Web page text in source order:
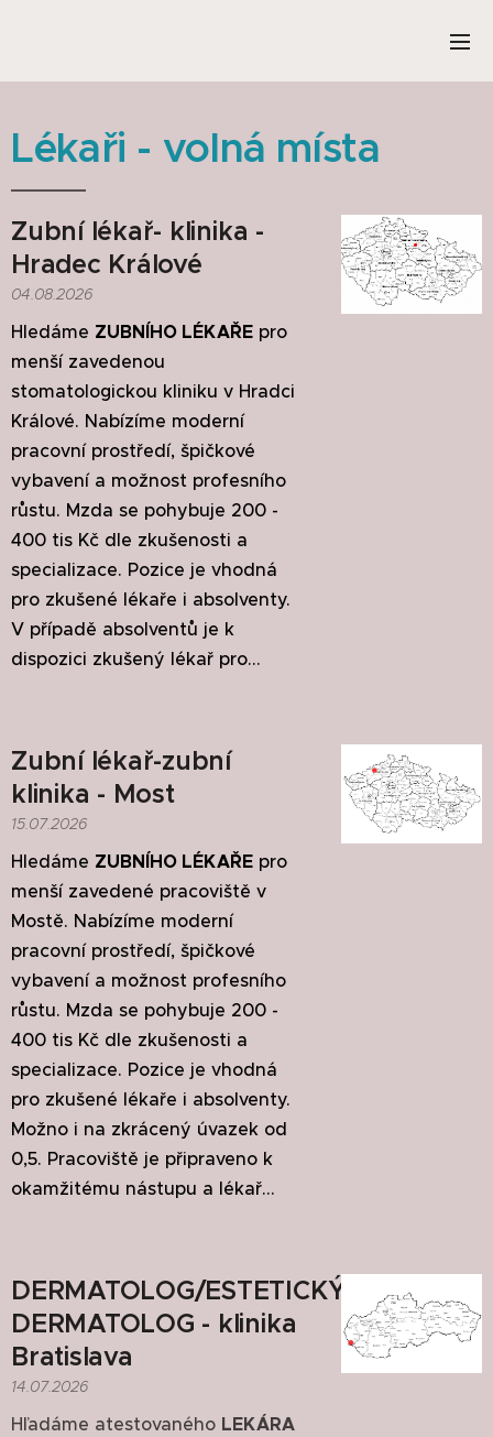
Lékaři - volná místa
Zubní lékař- klinika -
Hradec Králové
04.08.2026
Hledáme ZUBNÍHO LÉKAŘE pro
menší zavedenou
stomatologickou kliniku v Hradci
Králové. Nabízíme moderní
pracovní prostředí, špičkové
vybavení a možnost profesního
růstu. Mzda se pohybuje 200 -
400 tis Kč dle zkušenosti a
specializace. Pozice je vhodná
pro zkušené lékaře i absolventy.
V případě absolventů je k
dispozici zkušený lékař pro...
Zubní lékař-zubní
klinika - Most
15.07.2026
Hledáme ZUBNÍHO LÉKAŘE pro
menší zavedené pracoviště v
Mostě. Nabízíme moderní
pracovní prostředí, špičkové
vybavení a možnost profesního
růstu. Mzda se pohybuje 200 -
400 tis Kč dle zkušenosti a
specializace. Pozice je vhodná
pro zkušené lékaře i absolventy.
Možno i na zkrácený úvazek od
0,5. Pracoviště je připraveno k
okamžitému nástupu a lékař...
DERMATOLOG/ESTETICKÝ
DERMATOLOG - klinika
Bratislava
14.07.2026
Hľadáme atestovaného LEKÁRA